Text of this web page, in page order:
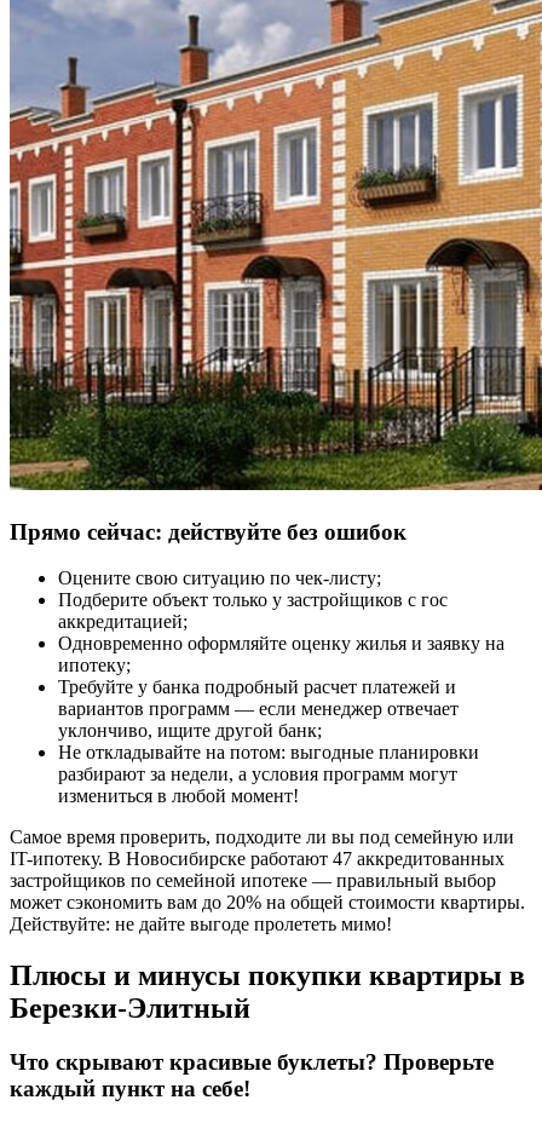
Прямо сейчас: действуйте без ошибок
Оцените свою ситуацию по чек-листу;
Подберите объект только у застройщиков с гос
аккредитацией;
Одновременно оформляйте оценку жилья и заявку на
ипотеку;
Требуйте у банка подробный расчет платежей и
вариантов программ — если менеджер отвечает
уклончиво, ищите другой банк;
Не откладывайте на потом: выгодные планировки
разбирают за недели, а условия программ могут
измениться в любой момент!
Самое время проверить, подходите ли вы под семейную или
IT-ипотеку. В Новосибирске работают 47 аккредитованных
застройщиков по семейной ипотеке — правильный выбор
может сэкономить вам до 20% на общей стоимости квартиры.
Действуйте: не дайте выгоде пролететь мимо!
Плюсы и минусы покупки квартиры в
Березки-Элитный
Что скрывают красивые буклеты? Проверьте
каждый пункт на себе!